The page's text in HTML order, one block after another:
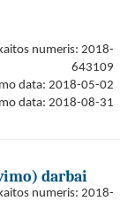
numeris: 2018-
643109
data: 2018-05-02
data: 2018-08-31
darbai
numeris: 2018-